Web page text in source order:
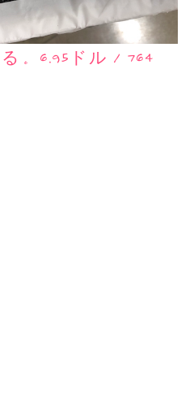
。6.95ドル／764